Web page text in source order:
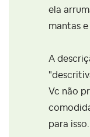
ela
mantas
A
Vc não
para isso.